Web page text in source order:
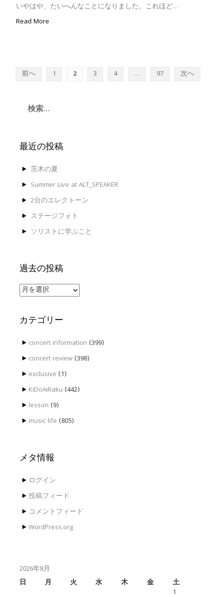
いやはや、たいへんなことになりました。これほど…
Read More
投
の
ー
ジ
送
り
前へ 1 2 3 4 … 97 次へ
最近の投稿
茨木の夏
Summer Live at ALT_SPEAKER
2台のエレクトーン
ステージフォト
ソリストに学ぶこと
過去の投稿
過
去
投
稿
カテゴリー
concert information (399)
concert review(398)
exclusive (1)
KiDoAiRaku (442)
lesson (9)
music life (805)
メタ情報
ログイン
投稿フィード
コメントフィード
WordPress.org
2026年8月
日
月 火 水 木 金
土
1